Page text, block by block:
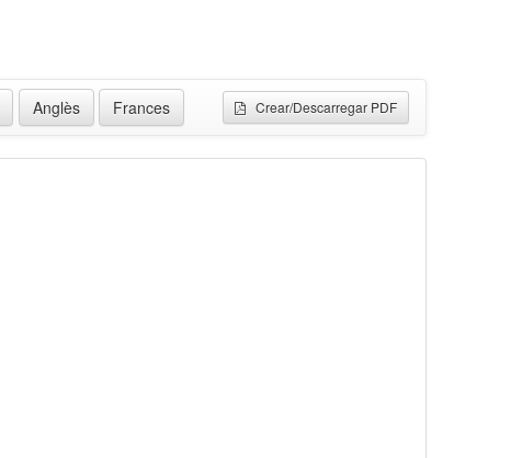
Crear/Descarregar PDF
Anglès Frances